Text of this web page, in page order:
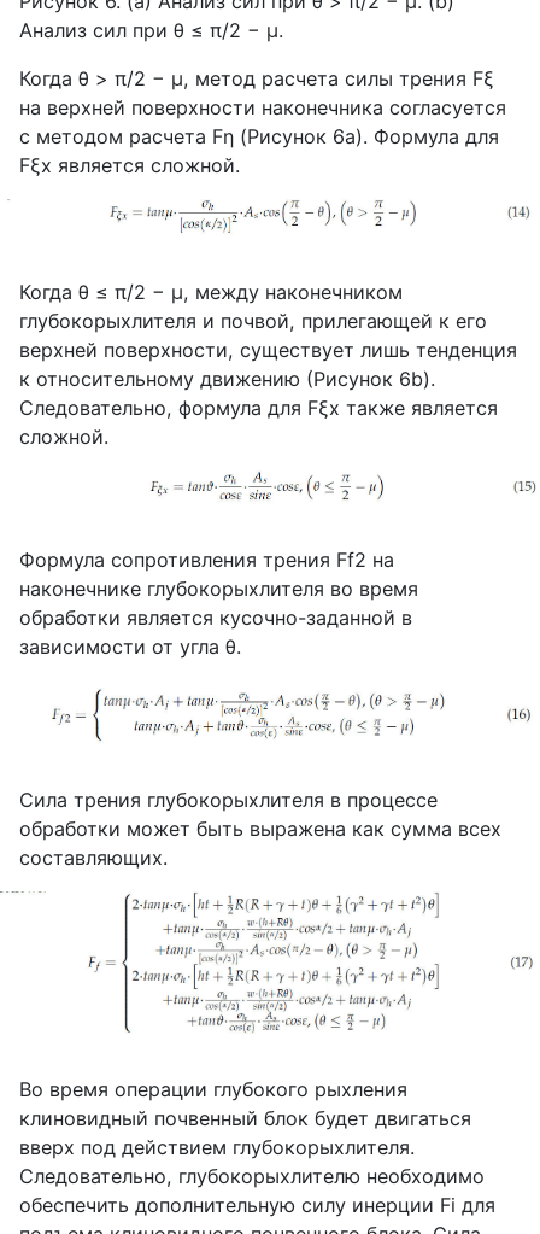
Анализ сил при θ ≤ π/2 − μ.
Когда θ > π/2 − μ, метод расчета силы трения Fξ
на верхней поверхности наконечника согласуется
с методом расчета Fη (Рисунок 6a). Формула для
Fξx является сложной.
Когда θ ≤ π/2 − μ, между наконечником
глубокорыхлителя и почвой, прилегающей к его
верхней поверхности, существует лишь тенденция
к относительному движению (Рисунок 6b).
Следовательно, формула для Fξx также является
сложной.
Формула сопротивления трения Ff2 на
наконечнике глубокорыхлителя во время
обработки является кусочно-заданной в
зависимости от угла θ.
Сила трения глубокорыхлителя в процессе
обработки может быть выражена как сумма всех
составляющих.
Во время операции глубокого рыхления
клиновидный почвенный блок будет двигаться
вверх под действием глубокорыхлителя.
Следовательно, глубокорыхлителю необходимо
обеспечить дополнительную силу инерции Fi для